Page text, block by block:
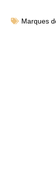
Marques